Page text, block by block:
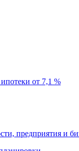
от 7,1 %
предприятия и